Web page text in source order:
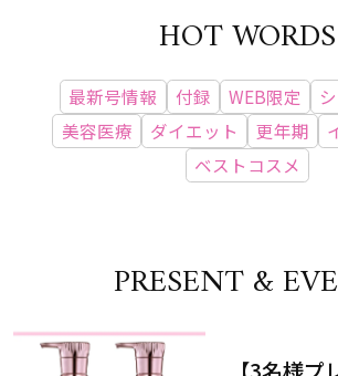
HOT WORDS
最新号情報 付録 WEB限定
美容医療
ダイエット 更年期
ベストコスメ
PRESENT &